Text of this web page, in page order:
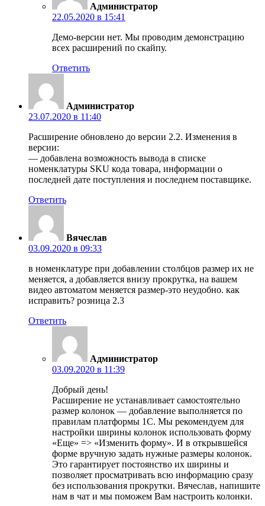
Администратор
22.05.2020 в 15:41
Демо-версии нет. Мы проводим демонстрацию
всех расширений по скайпу.
Ответить
Администратор
23.07.2020 в 11:40
Расширение обновлено до версии 2.2. Изменения в
версии:
— добавлена возможность вывода в списке
номенклатуры SKU кода товара, информации о
последней дате поступления и последнем поставщике.
Ответить
Вячеслав
03.09.2020 в 09:33
в номенклатуре при добавлении столбцов размер их не
меняется, а добавляется внизу прокрутка, на вашем
видео автоматом меняется размер-это неудобно. как
исправить? розница 2.3
Ответить
Администратор
03.09.2020 в 11:39
Добрый день!
Расширение не устанавливает самостоятельно
размер колонок — добавление выполняется по
правилам платформы 1С. Мы рекомендуем для
настройки ширины колонок использовать форму
«Еще» => «Изменить форму». И в открывшейся
форме вручную задать нужные размеры колонок.
Это гарантирует постоянство их ширины и
позволяет просматривать всю информацию сразу
без использования прокрутки. Вячеслав, напишите
нам в чат и мы поможем Вам настроить колонки.